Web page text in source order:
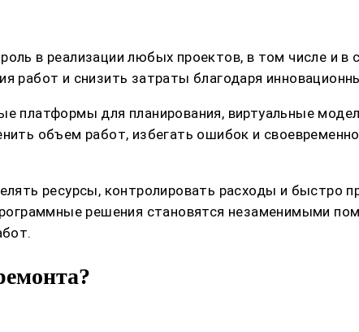
в реализации любых проектов, в том числе и в
работ и снизить затраты благодаря
платформы для планирования, виртуальные
объем работ, избегать ошибок и
ресурсы, контролировать расходы и быстро
решения становятся незаменимыми